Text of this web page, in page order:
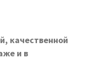
качественной
и в